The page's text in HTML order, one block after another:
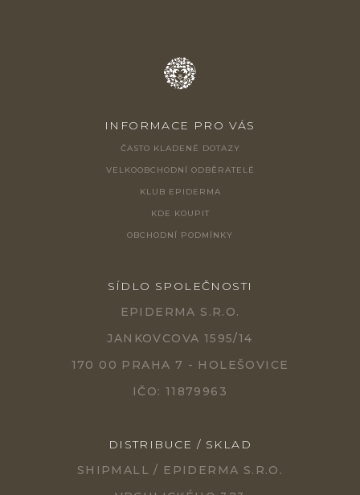
INFORMACE PRO VÁS
ČASTO KLADENÉ DOTAZY
VELKOOBCHODNÍ ODBĚRATELÉ
KLUB EPIDERMA
KDE KOUPIT
OBCHODNÍ PODMÍNKY
SÍDLO SPOLEČNOSTI
EPIDERMA S.R.O.
JANKOVCOVA 1595/14
170 00 PRAHA 7 - HOLEŠOVICE
IČO: 11879963
DISTRIBUCE / SKLAD
SHIPMALL / EPIDERMA S.R.O.